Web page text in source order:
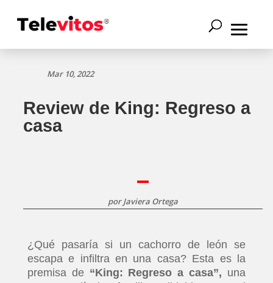
Mar 10, 2022
Review de King: Regreso a
casa
porJaviera Ortega
¿Qué pasaría si un cachorro de león se
escapa e infiltra en una casa? Esta es la
premisa de “King: Regreso a casa”, una